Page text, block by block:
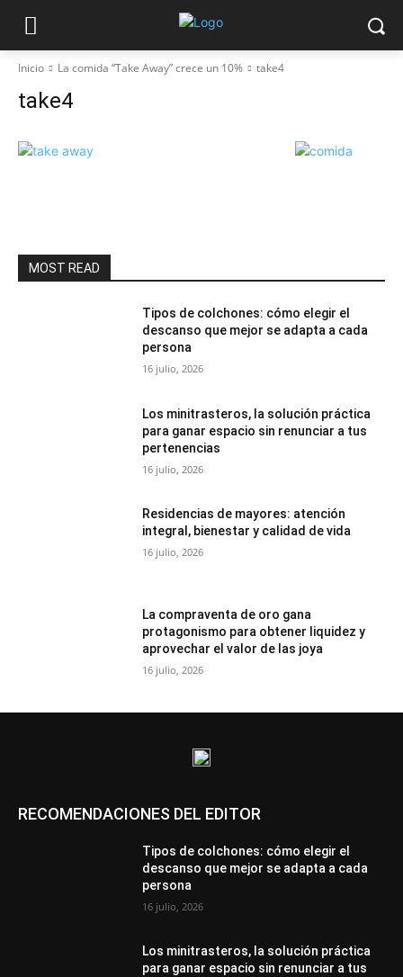
Inicio La comida “Take Away” crece un 10% take4
take4
MOST READ
Tipos de colchones: cómo elegir el
descanso que mejor se adapta a cada
persona
16 julio, 2026
Los minitrasteros, la solución práctica
para ganar espacio sin renunciar a tus
pertenencias
16 julio, 2026
Residencias de mayores: atención
integral, bienestar y calidad de vida
16 julio, 2026
La compraventa de oro gana
protagonismo para obtener liquidez y
aprovechar el valor de las joya
16 julio, 2026
RECOMENDACIONES DEL EDITOR
Tipos de colchones: cómo elegir el
descanso que mejor se adapta a cada
persona
16 julio, 2026
Los minitrasteros, la solución práctica
para ganar espacio sin renunciar a tus